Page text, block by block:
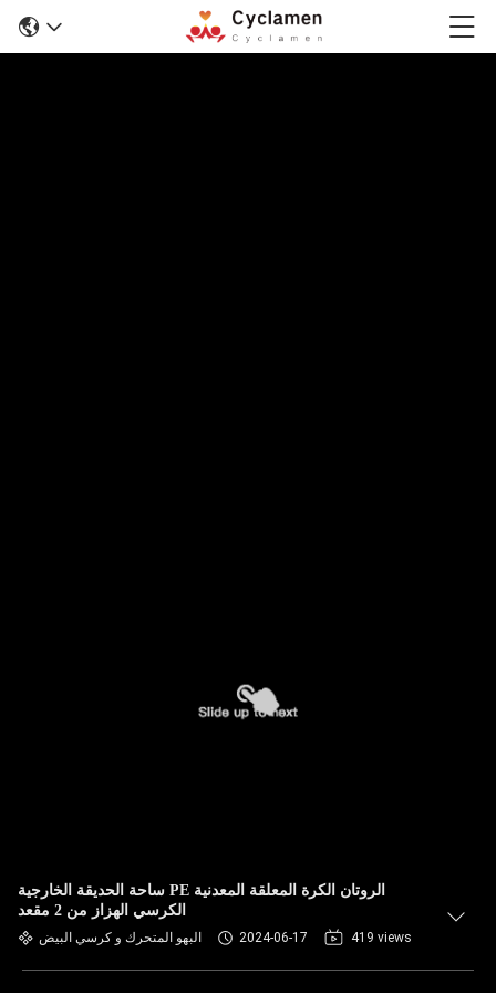
ساحة الحديقة الخارجية PE الروتان الكرة المعلقة المعدنية
الكرسي الهزاز من 2 مقعد
البهو المتحرك و كرسي البيض 2024-06-17 419 views